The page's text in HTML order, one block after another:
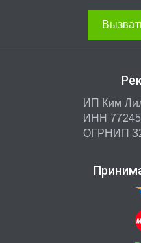
ИП Ким
ИНН
ОГРНИП